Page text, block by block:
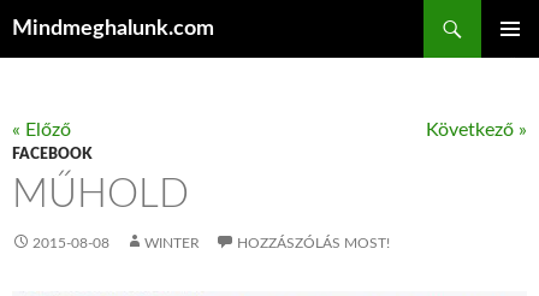
Mindmeghalunk.com
« Előző Következő »
FACEBOOK
MŰHOLD
2015-08-08 WINTER HOZZÁSZÓLÁS MOST!